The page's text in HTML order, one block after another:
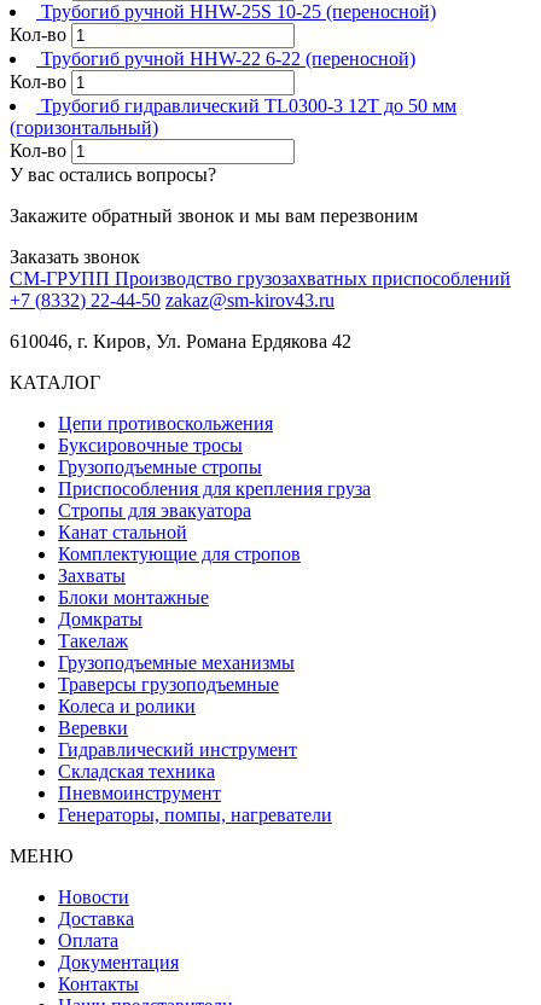
Трубогиб ручной HHW-25S 10-25 (переносной)
Кол-во
Трубогиб ручной HHW-22 6-22 (переносной)
Кол-во
Трубогиб гидравлический TL0300-3 12T до 50 мм
(горизонтальный)
Кол-во
У вас остались вопросы?
Закажите обратный звонок и мы вам перезвоним
Заказать звонок
СМ-ГРУПП Производство грузозахватных приспособлений
+7 (8332) 22-44-50 zakaz@sm-kirov43.ru
610046, г. Киров, Ул. Романа Ердякова 42
КАТАЛОГ
Цепи противоскольжения
Буксировочные тросы
Грузоподъемные стропы
Приспособления для крепления груза
Стропы для эвакуатора
Канат стальной
Комплектующие для стропов
Захваты
Блоки монтажные
Домкраты
Такелаж
Грузоподъемные механизмы
Траверсы грузоподъемные
Колеса и ролики
Веревки
Гидравлический инструмент
Складская техника
Пневмоинструмент
Генераторы, помпы, нагреватели
МЕНЮ
Новости
Доставка
Оплата
Документация
Контакты